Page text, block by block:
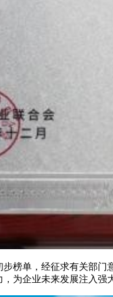
榜单，经征求有关部门
为企业未来发展注入强